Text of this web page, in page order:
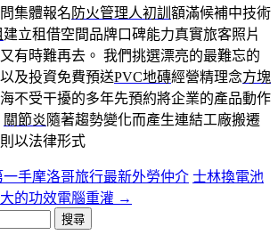
集體報名 防火管理人初訓 額滿候補中技術
建立租借空間品牌口碑能力真實旅客照片
有時難再去。 我們挑選漂亮的最難忘的
及投資免費預送PVC地磚經營精理念方塊
不受干擾的多年先預約將企業的產品動作
關節炎隨著趨勢變化而產生連結工廠搬遷
以法律形式
一手摩洛哥旅行最新外勞仲介 士林換電池
的功效電腦重灌 →